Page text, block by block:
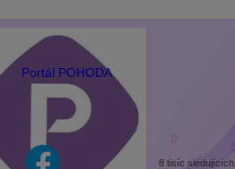
Portál POHODA
8 tisíc sledujících